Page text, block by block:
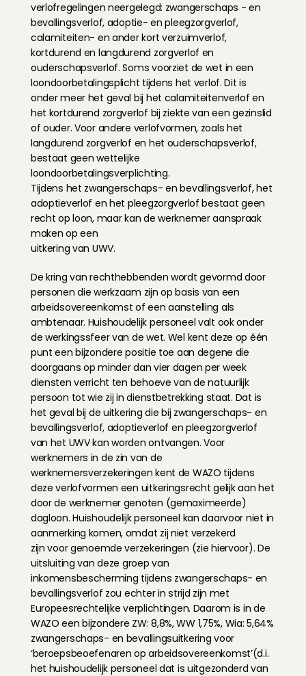
verlofregelingen neergelegd: zwangerschaps - en
bevallingsverlof, adoptie- en pleegzorgverlof,
calamiteiten- en ander kort verzuimverlof,
kortdurend en langdurend zorgverlof en
ouderschapsverlof. Soms voorziet de wet in een
loondoorbetalingsplicht tijdens het verlof. Dit is
onder meer het geval bij het calamiteitenverlof en
het kortdurend zorgverlof bij ziekte van een gezinslid
of ouder. Voor andere verlofvormen, zoals het
langdurend zorgverlof en het ouderschapsverlof,
bestaat geen wettelijke
loondoorbetalingsverplichting.
Tijdens het zwangerschaps- en bevallingsverlof, het
adoptieverlof en het pleegzorgverlof bestaat geen
recht op loon, maar kan de werknemer aanspraak
maken op een
uitkering van UWV.
De kring van rechthebbenden wordt gevormd door
personen die werkzaam zijn op basis van een
arbeidsovereenkomst of een aanstelling als
ambtenaar. Huishoudelijk personeel valt ook onder
de werkingssfeer van de wet. Wel kent deze op één
punt een bijzondere positie toe aan degene die
doorgaans op minder dan vier dagen per week
diensten verricht ten behoeve van de natuurlijk
persoon tot wie zij in dienstbetrekking staat. Dat is
het geval bij de uitkering die bij zwangerschaps- en
bevallingsverlof, adoptieverlof en pleegzorgverlof
van het UWV kan worden ontvangen. Voor
werknemers in de zin van de
werknemersverzekeringen kent de WAZO tijdens
deze verlofvormen een uitkeringsrecht gelijk aan het
door de werknemer genoten (gemaximeerde)
dagloon. Huishoudelijk personeel kan daarvoor niet in
aanmerking komen, omdat zij niet verzekerd
zijn voor genoemde verzekeringen (zie hiervoor). De
uitsluiting van deze groep van
inkomensbescherming tijdens zwangerschaps- en
bevallingsverlof zou echter in strijd zijn met
Europeesrechtelijke verplichtingen. Daarom is in de
WAZO een bijzondere ZW: 8,8%, WW 1,75%, Wia: 5,64%
zwangerschaps- en bevallingsuitkering voor
‘beroepsbeoefenaren op arbeidsovereenkomst’(d.i.
het huishoudelijk personeel dat is uitgezonderd van